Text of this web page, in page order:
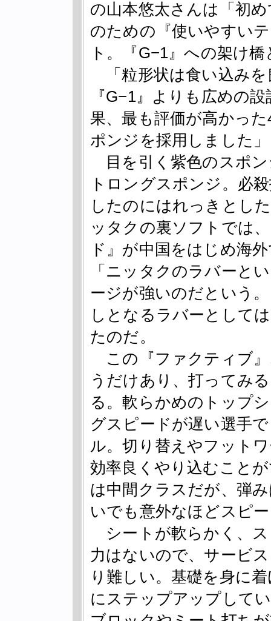
の山本悠太さんは「初
のための『使いやすい
ト。『G−1』への架け
「粒形状は食い込みを
『G−1』よりも広めの
果、最も評価が高かっ
ポンジを採用しました
目を引く紫色のスポ
トロングスポンジ。必
したのにはれっきとし
ッタクの裏ソフトでは
ド』が中国をはじめ海
「ニッタクのラバーと
ージが強いのだという
しとなるラバーとして
たのだ。
この『ファクティブ
うだけあり、打ってみ
る。軟らかめのトップ
グスピードが遅い選手
ル。切り替えやフット
効率良くやり込むこと
は中間クラスだが、弾
いでも意外なほどスピ
シートが軟らかく、
力はないので、サービ
り難しい。基礎を身に
にステップアップして